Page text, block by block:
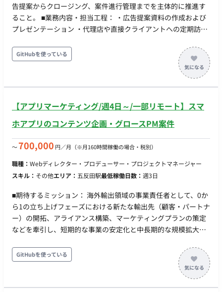
告提案からクロージング、案件進行管理までを主体的に推進す
ること。 ■業務内容・担当工程： ・広告提案資料の作成および
プレゼンテーション ・代理店や直接クライアントへの定期訪問
くカスタマイズ提案 ・契約締結から請求管理までの一連の案件
進行管理 ・社内関連チームとの連携およびデータに基づく能動
ディング期間は出社となります。（以降はリモート稼働想定）
GitHubを使っている
【アプリマーケティング/週4日～/一部リモート】スマ
ホアプリのコンテンツ企画・グロースPM案件
〜700,000 円／月 （※月160時間稼働の場合・税別）
職種： Webディレクター・プロデューサー・プロジェクトマネージャー
スキル： その他エリア： 五反田駅最低稼働日数： 週3日
■期待するミッション： 海外輸出領域の事業責任者として、0か
ら1の立ち上げフェーズにおける新たな輸出先（顧客・パートナ
ー）の開拓、アライアンス構築、マーケティングプランの策定
などを牽引し、短期的な事業の安定化と中長期的な規模拡大
程： ・新たな輸出先（顧客・パートナー）の開拓およびアライ
アンス構築 ・各国の事情に即した車両調達スキームの確立 ・自
社広告サイトのグロースチームと協業したマーケティングプラ
ンの策定 ・KPI管理、PL管理および経営陣への定量・ロジカル
GitHubを使っている